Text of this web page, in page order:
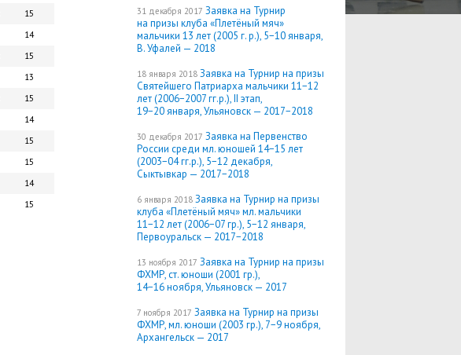
31 декабря 2017 Заявка на Турнир
на призы клуба «Плетёный мяч»
мальчики 13 лет (2005 г. р.), 5−10 января,
В. Уфалей — 2018
18 января 2018 Заявка на Турнир на призы
Святейшего Патриарха мальчики 11−12
лет (2006−2007 гг.р.), II этап,
19−20 января, Ульяновск — 2017−2018
30 декабря 2017 Заявка на Первенство
России среди мл. юношей 14−15 лет
(2003−04 гг.р.), 5−12 декабря,
Сыктывкар — 2017−2018
6 января 2018 Заявка на Турнир на призы
клуба «Плетёный мяч» мл. мальчики
11−12 лет (2006−07 гр.), 5−12 января,
Первоуральск — 2017−2018
13 ноября 2017 Заявка на Турнир на призы
ФХМР, ст. юноши (2001 гр.),
14−16 ноября, Ульяновск — 2017
7 ноября 2017 Заявка на Турнир на призы
ФХМР, мл. юноши (2003 гр.), 7−9 ноября,
Архангельск — 2017
15
14
15
13
15
14
15
15
14
15